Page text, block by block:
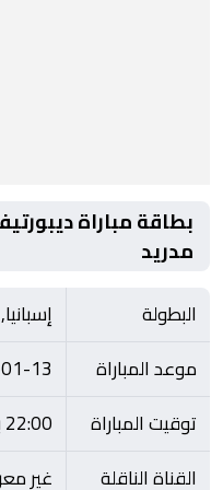
بطاقة مباراة
مدريد
البطولة
موعد المباراة
13
توقيت المباراة
22:00 بتوقيت مصر
القناة الناقلة
غير